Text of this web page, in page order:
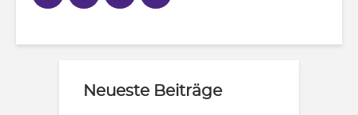
Neueste Beiträge